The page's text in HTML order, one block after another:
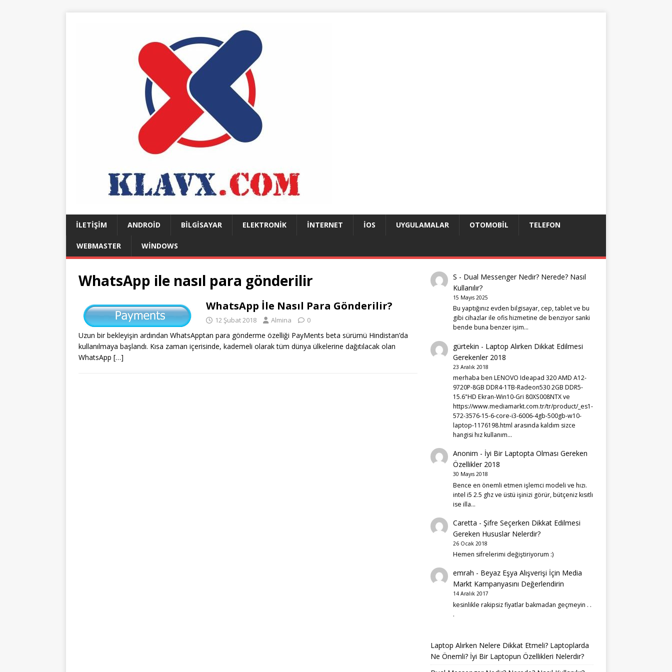
İLETIŞIM ANDROID BILGISAYAR ELEKTRONIK İNTERNET IOS UYGULAMALAR OTOMOBIL TELEFON
WEBMASTER WINDOWS
WhatsApp ile nasıl para gönderilir
WhatsApp İle Nasıl Para Gönderilir?
12 Şubat 2018 Almina 0
Uzun bir bekleyişin ardından WhatsApptan para gönderme özelliği PayMents beta sürümü Hindistan’da
kullanılmaya başlandı. Kısa zaman içerisinde, kademeli olarak tüm dünya ülkelerine dağıtılacak olan
WhatsApp […]
S - Dual Messenger Nedir? Nerede? Nasıl
Kullanılır?
15 Mayıs 2025
Bu yaptığınız evden bilgisayar, cep, tablet ve bu
gibi cihazlar ile ofis hizmetine de benziyor sanki
bende buna benzer işim…
gürtekin - Laptop Alırken Dikkat Edilmesi
Gerekenler 2018
23 Aralık 2018
merhaba ben LENOVO Ideapad 320 AMD A12-
9720P-8GB DDR4-1TB-Radeon530 2GB DDR5-
15.6"HD Ekran-Win10-Gri 80XS008NTX ve
https://www.mediamarkt.com.tr/tr/product/_es1-
572-3576-15-6-core-i3-6006-4gb-500gb-w10-
laptop-1176198.html arasında kaldım sizce
hangisi hız kullanım…
Anonim - İyi Bir Laptopta Olması Gereken
Özellikler 2018
30 Mayıs 2018
Bence en önemli etmen işlemci modeli ve hızı.
intel i5 2.5 ghz ve üstü işinizi görür, bütçeniz kısıtlı
ise illa…
Caretta -Şifre Seçerken Dikkat Edilmesi
Gereken Hususlar Nelerdir?
26 Ocak 2018
Hemen sifrelerimi değiştiriyorum :)
emrah - Beyaz Eşya Alışverişi İçin Media
Markt Kampanyasını Değerlendirin
14 Aralık 2017
kesinlikle rakipsiz fiyatlar bakmadan geçmeyin . .
.
Laptop Alırken Nelere Dikkat Etmeli? Laptoplarda
Ne Önemli? İyi Bir Laptopun Özellikleri Nelerdir?